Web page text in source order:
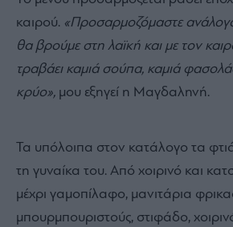
καιρού. «Προσαρμοζόμαστε
θα βρούμε στη λαϊκή και με τον
τραβάει καμιά σούπα, καμιά
κρύο», μου εξηγεί η Μαγδαληνή.
Τα υπόλοιπα στον κατάλογο τα
τη γυναίκα του. Από χοιρινό και
μέχρι γαμοπίλαφο, μανιτάρια
μπουρμπουριστούς, στιφάδο,